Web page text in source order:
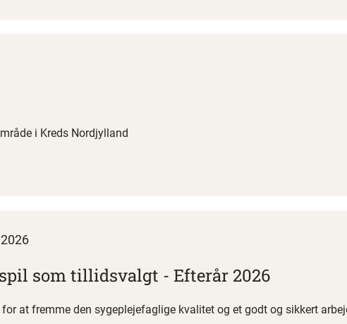
i Kreds Nordjylland
som tillidsvalgt - Efterår 2026
at fremme den sygeplejefaglige kvalitet og et godt og sikkert